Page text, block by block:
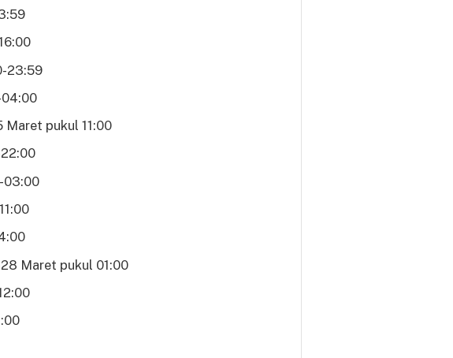
23:59
pukul 11:00
03:00
Maret pukul 01:00